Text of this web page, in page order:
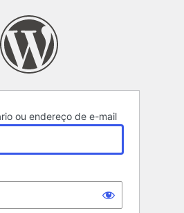
ou endereço de e-mail